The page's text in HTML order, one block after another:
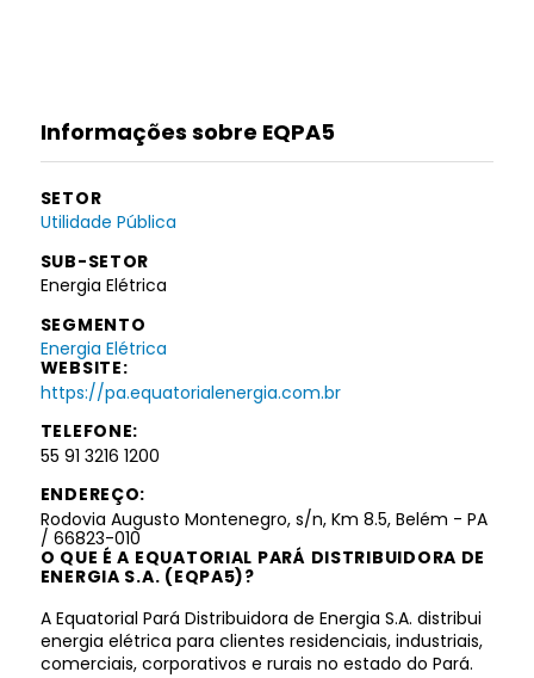
Informações sobre EQPA5
SETOR
Utilidade Pública
SUB-SETOR
Energia Elétrica
SEGMENTO
Energia Elétrica
WEBSITE:
https://pa.equatorialenergia.com.br
TELEFONE:
55 91 3216 1200
ENDEREÇO:
Rodovia Augusto Montenegro, s/n, Km 8.5, Belém - PA
/ 66823-010
O QUE É A EQUATORIAL PARÁ DISTRIBUIDORA DE
ENERGIA S.A. (EQPA5)?
A Equatorial Pará Distribuidora de Energia S.A. distribui
energia elétrica para clientes residenciais, industriais,
comerciais, corporativos e rurais no estado do Pará.